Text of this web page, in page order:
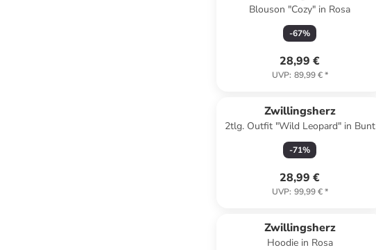
Blouson "Cozy" in Rosa
-67%
28,99 €
UVP: 89,99 €*
Zwillingsherz
2tlg. Outfit "Wild Leopard" in Bunt
-71%
28,99 €
UVP: 99,99 €*
Zwillingsherz
Hoodie in Rosa